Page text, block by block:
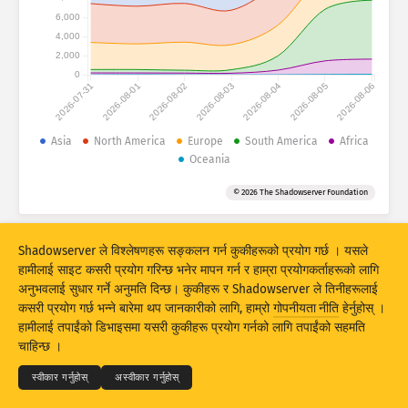
आक्रमणको तथ्याङ्कहरू : डिभाइसहरू
डाटा सेट
अपडेट रिसेट
PNG को रूपमा डाउनलोड गर्नुहोस्
2026-07-31 2026-08-01 2026-08-02 2026-08-03 2026-08-04 2026-08-05 2026-08-06
0
2,000
4,000
6,000
Asia North America Europe South America
Africa
Oceania
© 2026 The Shadowserver Foundation
© 2026THE SHADOWSERVER FOUNDATION
गोपनीयता र शर्तहरू
हामीलाई सम्पर्क गर्नुहोस् क्रेडिटहरू
Shadowserver ले विश्लेषणहरू सङ्कलन गर्न कुकीहरूको प्रयोग गर्छ । यसले
हामीलाई साइट कसरी प्रयोग गरिन्छ भनेर मापन गर्न र हाम्रा प्रयोगकर्ताहरूको लागि
अनुभवलाई सुधार गर्ने अनुमति दिन्छ। कुकीहरू र Shadowserver ले तिनीहरूलाई
कसरी प्रयोग गर्छ भन्ने बारेमा थप जानकारीको लागि, हाम्रोगोपनीयता नीति हेर्नुहोस् ।
हामीलाई तपाईंको डिभाइसमा यसरी कुकीहरू प्रयोग गर्नको लागि तपाईंको सहमति
चाहिन्छ ।
स्वीकार गर्नुहोस् अस्वीकार गर्नुहोस्